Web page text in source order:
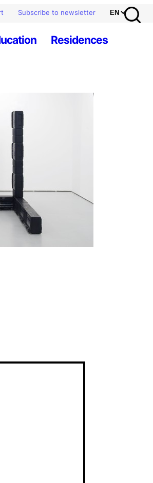
Subscribe to newsletter
Residences